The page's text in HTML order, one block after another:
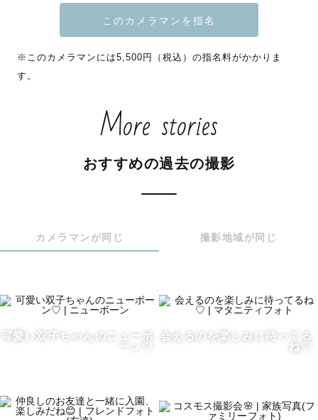
✿---------------------------------------------------✿
🌸３児を育てるママフォトグラファー
🌻季節のお花とお子さまとの自然なお写真が得意です
🎄社内上位２０％ランクカメラマン
ページをご覧いただきありがとうございます。
🌸想い
私は家族写真が大好きです♡
生まれた時、生まれて１年間にある様々な行事、そしてひ
小さな頃の自分がどれだけ愛されて育ってきたか、ひとつ
※このカメラマンには5,500円（税込）の指名料がかかりま
す。
More stories
おすすめの過去の撮影
カメラマンが同じ 撮影地域が同じ
可愛い双子ちゃんのニューボ
ーン♡
会えるのを楽しみに待ってる
ね♡